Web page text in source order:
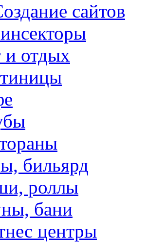
сайтов
и отдых
бильярд
роллы
бани
центры